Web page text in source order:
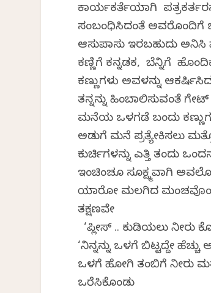
ಕಾರ್ಯಕರ್ತೆಯಾಗಿ
ಸಂಬಂಧಿಸಿದಂತೆ ಅವರೊಂದಿಗೆ
ಆಸುಪಾಸು ಇರಬಹುದು
ಕಣ್ಣಿಗೆ ಕನ್ನಡಕ, ಬೆನ್ನಿಗೆ
ಕಣ್ಣುಗಳು ಅವಳನ್ನು
ತನ್ನನ್ನು ಹಿಂಬಾಲಿಸುವಂತೆ
ಮನೆಯ ಒಳಗಡೆ ಬಂದು
ಅಡುಗೆ ಮನೆ ಪ್ರತ್ಯೇಕಿಸಲು
ಕುರ್ಚಿಗಳನ್ನು ಎತ್ತಿ ತಂದು
ಇಂಚಿಂಚೂ ಸೂಕ್ಷ್ಮವಾಗಿ
ಯಾರೋ ಮಲಗಿದ ಮಂಚವೊಂದು
ತಕ್ಷಣವೇ
‘ಪ್ಲೀಸ್‌ .. ಕುಡಿಯಲು ನೀರು
‘ನಿನ್ನನ್ನು ಒಳಗೆ ಬಿಟ್ಟದ್ದೇ
ಒಳಗೆ ಹೋಗಿ ತಂಬಿಗೆ ನೀರು
ಒರೆಸಿಕೊಂಡು